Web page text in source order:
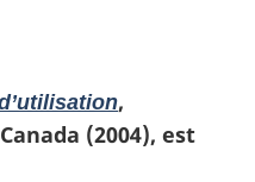
,
(2004), est